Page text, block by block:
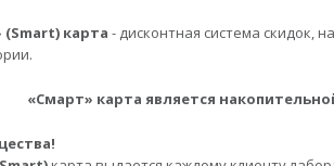
карта - дисконтная система скидок,
«Смарт» карта является